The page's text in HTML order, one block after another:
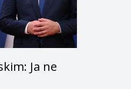
Ja ne